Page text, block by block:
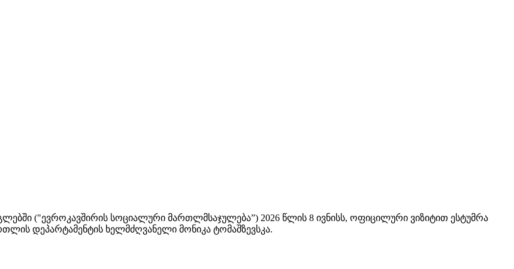
("ევროკავშირის სოციალური მართლმსაჯულება”) 2026 წლის 8 ივნისს, ოფიცილური ვიზიტით ესტუმრა
დეპარტამენტის ხელმძღვანელი მონიკა ტომაშზევსკა.